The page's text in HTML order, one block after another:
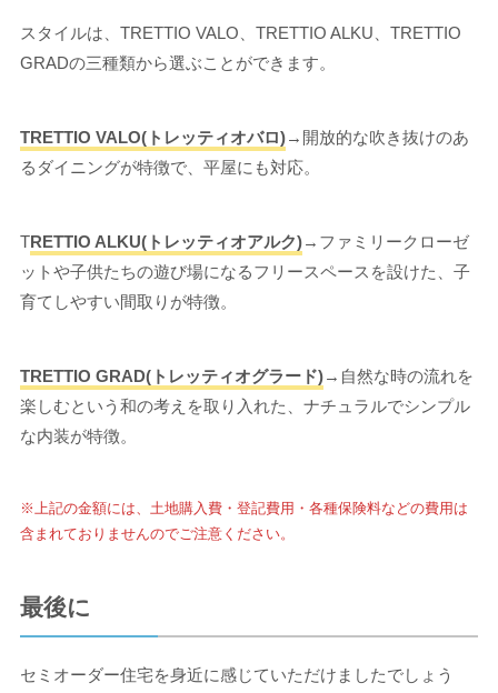
スタイルは、TRETTIO VALO、TRETTIO ALKU、TRETTIO
GRADの三種類から選ぶことができます。
TRETTIO VALO(トレッティオバロ)→開放的な吹き抜けのあ
るダイニングが特徴で、平屋にも対応。
TRETTIO ALKU(トレッティオアルク)→ファミリークローゼ
ットや子供たちの遊び場になるフリースペースを設けた、子
育てしやすい間取りが特徴。
TRETTIO GRAD(トレッティオグラード)→自然な時の流れを
楽しむという和の考えを取り入れた、ナチュラルでシンプル
な内装が特徴。
※上記の金額には、土地購入費・登記費用・各種保険料などの費用は
含まれておりませんのでご注意ください。
最後に
セミオーダー住宅を身近に感じていただけましたでしょう